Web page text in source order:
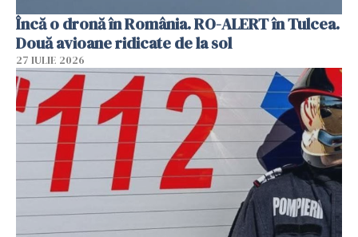
Încă o dronă în România. RO-ALERT în Tulcea.
Două avioane ridicate de la sol
27 IULIE 2026